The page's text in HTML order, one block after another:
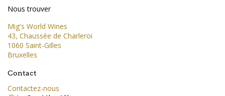
Nous trouver
Mig's World Wines
43, Chaussée de Charleroi
1060 Saint-Gilles
Bruxelles
Contact
Contactez-nous